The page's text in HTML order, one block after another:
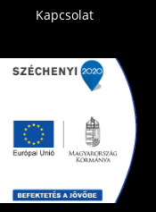
Kapcsolat